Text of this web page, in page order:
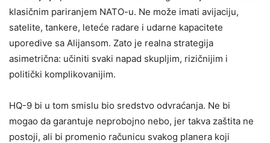
klasičnim pariranjem NATO-u. Ne može imati avijaciju,
satelite, tankere, leteće radare i udarne kapacitete
uporedive sa Alijansom. Zato je realna strategija
asimetrična: učiniti svaki napad skupljim, rizičnijim i
politički komplikovanijim.
HQ-9 bi u tom smislu bio sredstvo odvraćanja. Ne bi
mogao da garantuje neprobojno nebo, jer takva zaštita ne
postoji, ali bi promenio računicu svakog planera koji